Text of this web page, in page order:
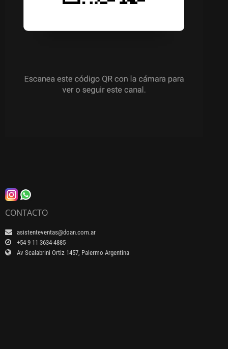
CONTACTO
asistenteventas@doan.com.ar
+54 9 11 3634-4885
Av Scalabrini Ortiz 1457, Palermo Argentina